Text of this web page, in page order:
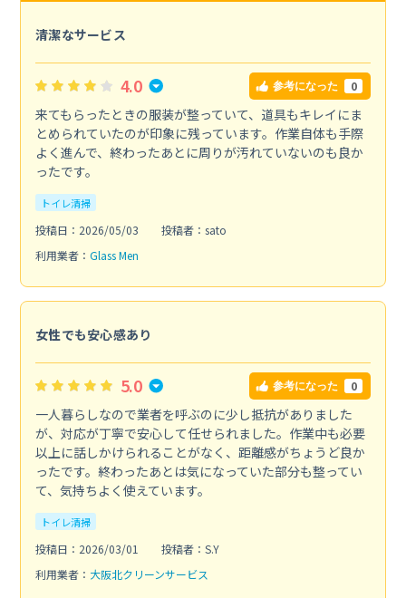
清潔なサービス
4.0 参考になった 0
来てもらったときの服装が整っていて、道具もキレイにま
とめられていたのが印象に残っています。作業自体も手際
よく進んで、終わったあとに周りが汚れていないのも良か
ったです。
トイレ清掃
投稿日：2026/05/03
投稿者：sato
利用業者： Glass Men
女性でも安心感あり
5.0 参考になった 0
一人暮らしなので業者を呼ぶのに少し抵抗がありました
が、対応が丁寧で安心して任せられました。作業中も必要
以上に話しかけられることがなく、距離感がちょうど良か
ったです。終わったあとは気になっていた部分も整ってい
て、気持ちよく使えています。
トイレ清掃
投稿日：2026/03/01
投稿者：S.Y
利用業者： 大阪北クリーンサービス